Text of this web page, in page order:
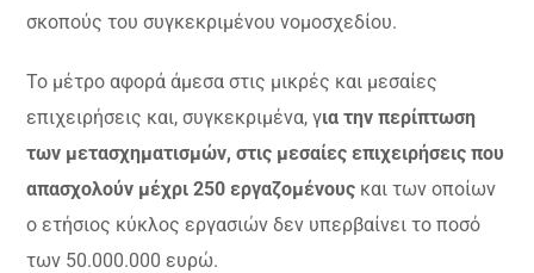
σκοπούς του συγκεκριμένου νομοσχεδίου.
Το μέτρο αφορά άμεσα στις μικρές και μεσαίες
επιχειρήσεις και, συγκεκριμένα, για την περίπτωση
των μετασχηματισμών, στις μεσαίες επιχειρήσεις που
απασχολούν μέχρι 250 εργαζομένους και των οποίων
ο ετήσιος κύκλος εργασιών δεν υπερβαίνει το ποσό
των 50.000.000 ευρώ.